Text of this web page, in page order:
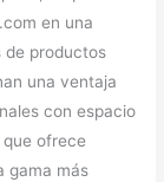
en una
de productos
una ventaja
con espacio
ofrece
gama más